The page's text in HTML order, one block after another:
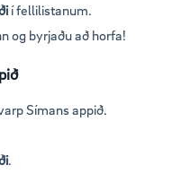
í fellilistanum.
og byrjaðu að horfa!
Símans appið.
.